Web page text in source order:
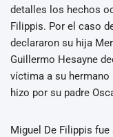
detalles los hechos
Filippis. Por el caso
declararon su hija
Guillermo Hesayne
víctima a su
hizo por su padre
Miguel De Filippis